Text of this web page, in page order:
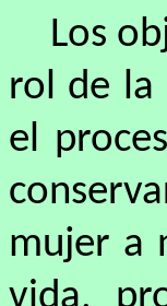
Los
rol de la
el
mujer a